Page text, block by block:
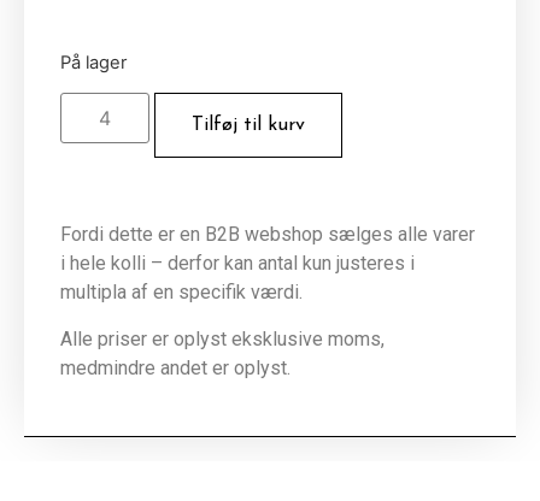
På lager
Tilføj til kurv
Fordi dette er en B2B webshop sælges alle varer
i hele kolli – derfor kan antal kun justeres i
multipla af en specifik værdi.
Alle priser er oplyst eksklusive moms,
medmindre andet er oplyst.